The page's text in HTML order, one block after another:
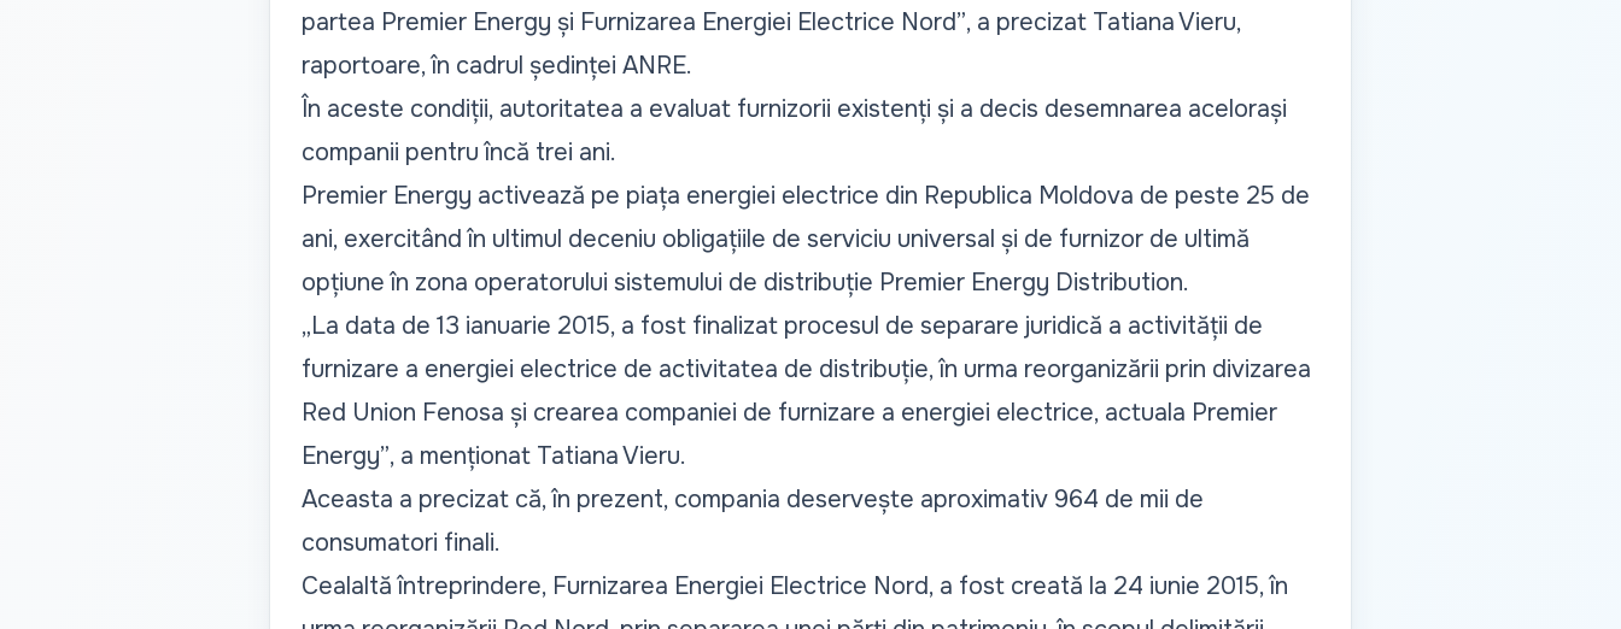
partea Premier Energy și Furnizarea Energiei Electrice Nord”, a precizat Tatiana Vieru,
raportoare, în cadrul ședinței ANRE.
În aceste condiții, autoritatea a evaluat furnizorii existenți și a decis desemnarea acelorași
companii pentru încă trei ani.
Premier Energy activează pe piața energiei electrice din Republica Moldova de peste 25 de
ani, exercitând în ultimul deceniu obligațiile de serviciu universal și de furnizor de ultimă
opțiune în zona operatorului sistemului de distribuție Premier Energy Distribution.
„La data de 13 ianuarie 2015, a fost finalizat procesul de separare juridică a activității de
furnizare a energiei electrice de activitatea de distribuție, în urma reorganizării prin divizarea
Red Union Fenosa și crearea companiei de furnizare a energiei electrice, actuala Premier
Energy”, a menționat Tatiana Vieru.
Aceasta a precizat că, în prezent, compania deservește aproximativ 964 de mii de
consumatori finali.
Cealaltă întreprindere, Furnizarea Energiei Electrice Nord, a fost creată la 24 iunie 2015, în